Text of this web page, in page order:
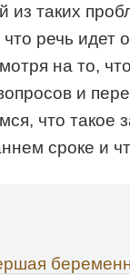
из таких
речь идет
на то,
и
что такое
сроке и